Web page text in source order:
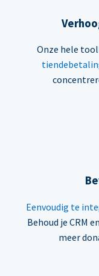
Onze hele
Eenvoudig te
Behoud je CRM
meer